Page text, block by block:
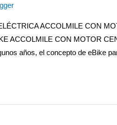
ACCOLMILE CON
ACCOLMILE CON MOTOR
años, el concepto de eBike